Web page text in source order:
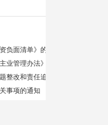
负面清单》的修订说明
业管理办法》的起草说明
整改和责任追究工作规定
事项的通知